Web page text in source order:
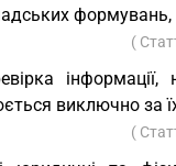
формувань,
(
виключно за
(